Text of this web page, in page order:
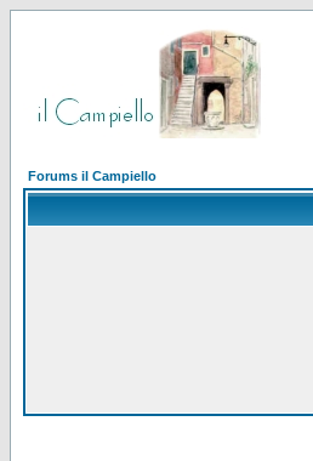
Forums il Campiello